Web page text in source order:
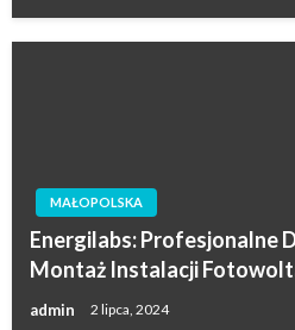
MAŁOPOLSKA
Energilabs: Profesjonalne
Montaż Instalacji
admin 2 lipca, 2024